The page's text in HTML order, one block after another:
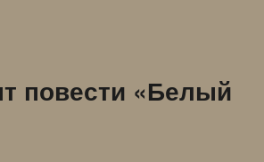
повести «Белый